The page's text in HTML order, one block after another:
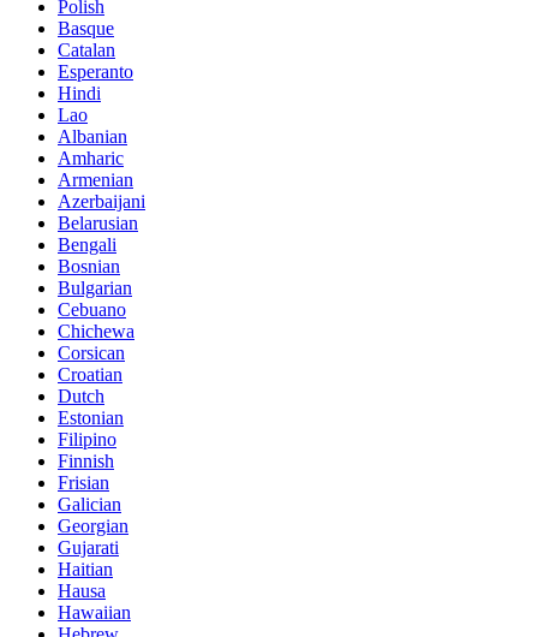
Polish
Basque
Catalan
Esperanto
Hindi
Lao
Albanian
Amharic
Armenian
Azerbaijani
Belarusian
Bengali
Bosnian
Bulgarian
Cebuano
Chichewa
Corsican
Croatian
Dutch
Estonian
Filipino
Finnish
Frisian
Galician
Georgian
Gujarati
Haitian
Hausa
Hawaiian